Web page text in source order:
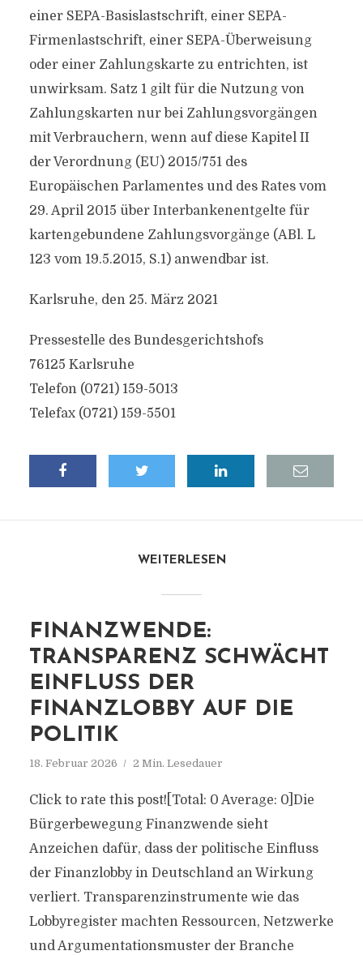
einer SEPA-Basislastschrift, einer SEPA-
Firmenlastschrift, einer SEPA-Überweisung
oder einer Zahlungskarte zu entrichten, ist
unwirksam. Satz 1 gilt für die Nutzung von
Zahlungskarten nur bei Zahlungsvorgängen
mit Verbrauchern, wenn auf diese Kapitel II
der Verordnung (EU) 2015/751 des
Europäischen Parlamentes und des Rates vom
29. April 2015 über Interbankenentgelte für
kartengebundene Zahlungsvorgänge (ABl. L
123 vom 19.5.2015, S.1) anwendbar ist.
Karlsruhe, den 25. März 2021
Pressestelle des Bundesgerichtshofs
76125 Karlsruhe
Telefon (0721) 159-5013
Telefax (0721) 159-5501
WEITERLESEN
FINANZWENDE:
TRANSPARENZ SCHWÄCHT
EINFLUSS DER
FINANZLOBBY AUF DIE
POLITIK
18. Februar 2026 2 Min. Lesedauer
Click to rate this post![Total: 0 Average: 0]Die
Bürgerbewegung Finanzwende sieht
Anzeichen dafür, dass der politische Einfluss
der Finanzlobby in Deutschland an Wirkung
verliert. Transparenzinstrumente wie das
Lobbyregister machten Ressourcen, Netzwerke
und Argumentationsmuster der Branche